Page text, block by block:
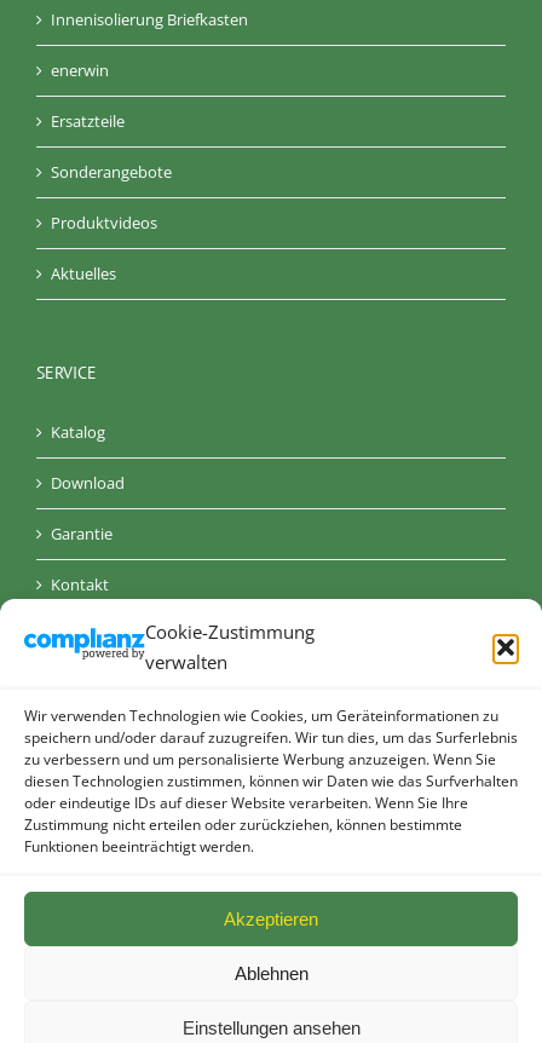
Cookie-Zustimmung
verwalten
Wir verwenden Technologien wie Cookies, um Geräteinformationen zu
speichern und/oder darauf zuzugreifen. Wir tun dies, um das Surferlebnis
zu verbessern und um personalisierte Werbung anzuzeigen. Wenn Sie
diesen Technologien zustimmen, können wir Daten wie das Surfverhalten
oder eindeutige IDs auf dieser Website verarbeiten. Wenn Sie Ihre
Zustimmung nicht erteilen oder zurückziehen, können bestimmte
Funktionen beeinträchtigt werden.
Akzeptieren
Ablehnen
Einstellungen ansehen
Innenisolierung Briefkasten
enerwin
Ersatzteile
Sonderangebote
Produktvideos
Aktuelles
SERVICE
Katalog
Download
Garantie
Kontakt
AGB
Impressum
Cookie-Richtlinie (EU)
© allebacker Schulte GmbH - Radeberger Straße 48 - 01900